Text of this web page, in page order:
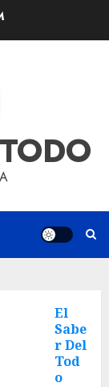
El
Sabe
r Del
Tod
o